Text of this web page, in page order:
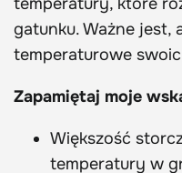
gatunku. Ważne jest,
temperaturowe
Zapamiętaj moje
Większość
temperatury w